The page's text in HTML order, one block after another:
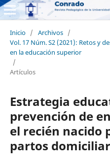
Inicio / Archivos /
Vol. 17 Núm. S2 (2021): Retos y
en la educación superior
/
Artículos
Estrategia
prevención de
el recién nacido
partos